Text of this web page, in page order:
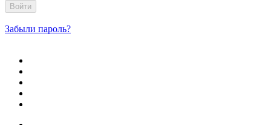
Войти
Забыли пароль?